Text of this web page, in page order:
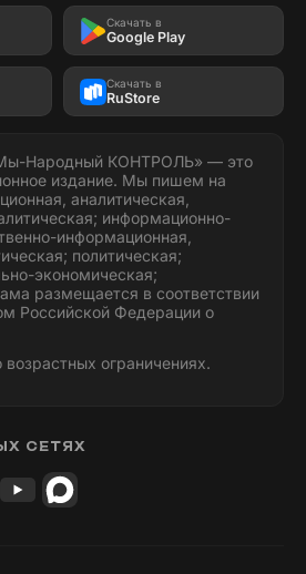
Скачать в
Google Play
Скачать в
RuStore
Народный КОНТРОЛЬ» — это
издание. Мы пишем на
аналитическая,
информационно-
информационная,
политическая;
экономическая;
размещается в соответствии
Российской Федерации о
ограничениях.
СЕТЯХ